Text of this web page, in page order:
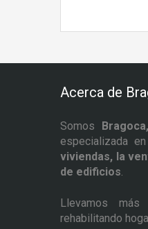
Acerca de
Somos
especializada en
viviendas, la
de edificios
Llevamos
rehabilitando